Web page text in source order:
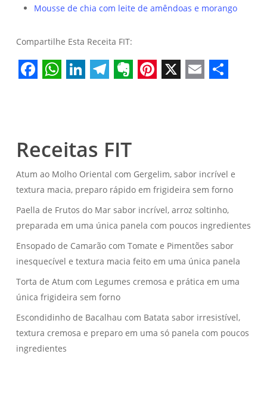
Mousse de chia com leite de amêndoas e morango
Compartilhe Esta Receita FIT:
Receitas FIT
Atum ao Molho Oriental com Gergelim, sabor incrível e
textura macia, preparo rápido em frigideira sem forno
Paella de Frutos do Mar sabor incrível, arroz soltinho,
preparada em uma única panela com poucos ingredientes
Ensopado de Camarão com Tomate e Pimentões sabor
inesquecível e textura macia feito em uma única panela
Torta de Atum com Legumes cremosa e prática em uma
única frigideira sem forno
Escondidinho de Bacalhau com Batata sabor irresistível,
textura cremosa e preparo em uma só panela com poucos
ingredientes